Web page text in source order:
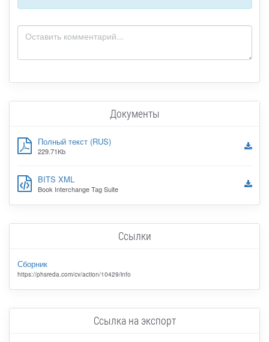
Документы
Полный текст (RUS)
229.71Kb
BITS XML
Book Interchange Tag Suite
Ссылки
Сборник
https://phsreda.com/cv/action/10429/info
Ссылка на экспорт